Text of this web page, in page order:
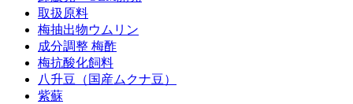
取扱原料
梅抽出物ウムリン
成分調整 梅酢
梅抗酸化飼料
八升豆（国産ムクナ豆）
紫蘇